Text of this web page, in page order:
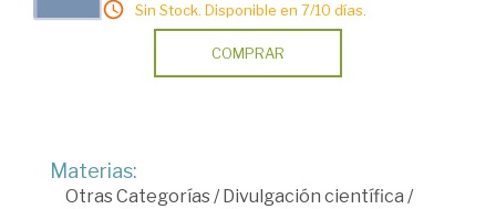
Sin Stock. Disponible en 7/10 días.
COMPRAR
Materias:
Otras Categorías/Divulgación científica /